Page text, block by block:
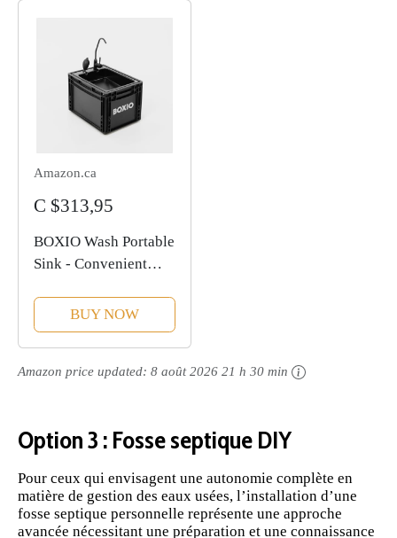
Amazon.ca
C $313,95
BOXIO Wash Portable
Sink - Convenient
Solution! Compact
with Unique Design,
Separate Canister,
Lightweight Mobile
BUY NOW
Amazon price updated: 8 août 2026 21 h 30 min
Option 3 : Fosse septique DIY
Pour ceux qui envisagent une autonomie complète en
matière de gestion des eaux usées, l’installation d’une
fosse septique personnelle représente une approche
avancée nécessitant une préparation et une connaissance